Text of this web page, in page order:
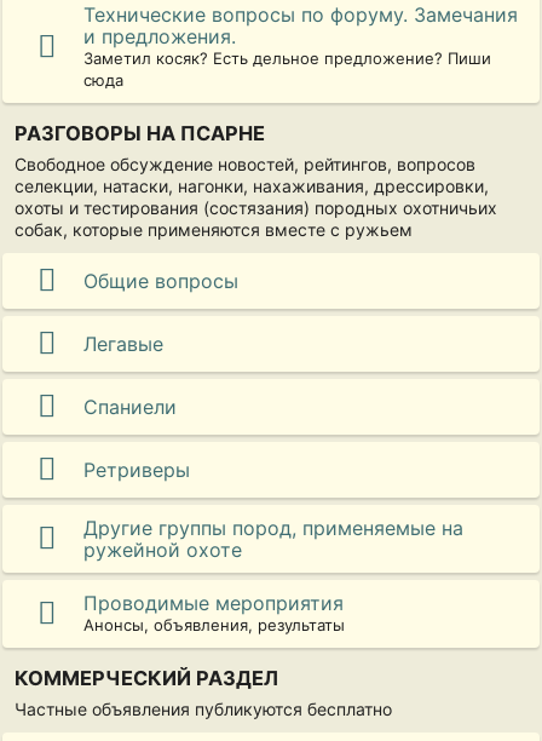
Технические вопросы по форуму. Замечания
и предложения.
Заметил косяк? Есть дельное предложение? Пиши
сюда
РАЗГОВОРЫ НА ПСАРНЕ
Свободное обсуждение новостей, рейтингов, вопросов
селекции, натаски, нагонки, нахаживания, дрессировки,
охоты и тестирования (состязания) породных охотничьих
собак, которые применяются вместе с ружьем
Общие вопросы
Легавые
Спаниели
Ретриверы
Другие группы пород, применяемые на
ружейной охоте
Проводимые мероприятия
Анонсы, объявления, результаты
КОММЕРЧЕСКИЙ РАЗДЕЛ
Частные объявления публикуются бесплатно